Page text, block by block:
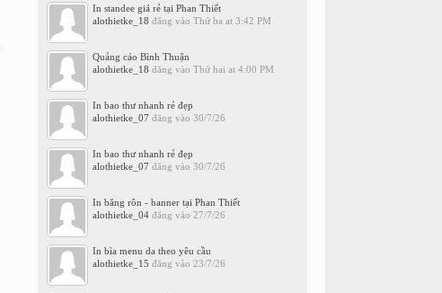
In standee giá rẻ tại Phan Thiết
alothietke_18 đăng vào Thứ ba at 3:42 PM
Quảng cáo Bình Thuận
alothietke_18 đăng vào Thứ hai at 4:00 PM
In bao thư nhanh rẻ đẹp
alothietke_07 đăng vào 30/7/26
In bao thư nhanh rẻ đẹp
alothietke_07 đăng vào 30/7/26
In băng rôn - banner tại Phan Thiết
alothietke_04đăng vào 27/7/26
In bìa menu da theo yêu cầu
alothietke_15 đăng vào 23/7/26